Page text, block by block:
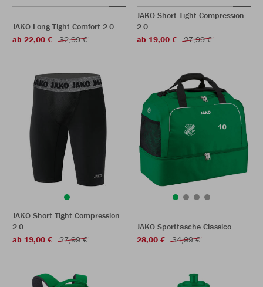
JAKO Long Tight Comfort 2.0
ab 22,00 €
32,99 €
JAKO Short Tight Compression
2.0
ab 19,00 €
27,99 €
JAKO Short Tight Compression
2.0
ab 19,00 €
27,99 €
JAKO Sporttasche Classico
28,00 €
34,99 €